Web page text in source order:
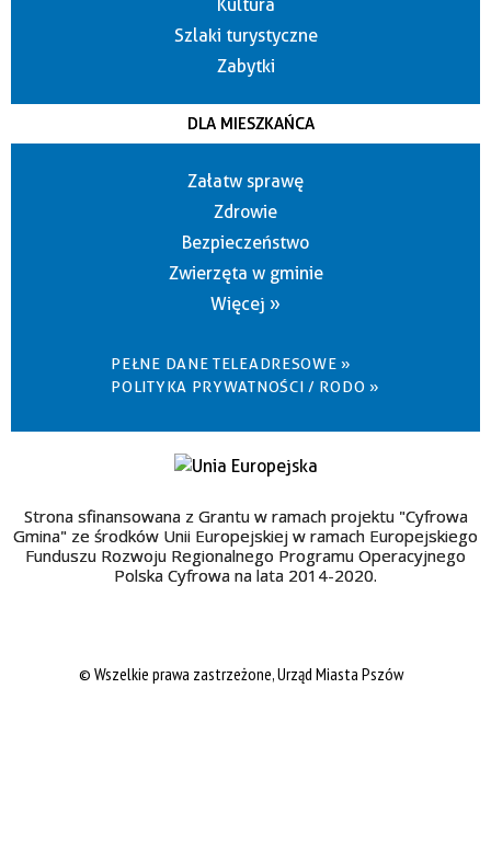
Kultura
Szlaki turystyczne
Zabytki
DLA MIESZKAŃCA
Załatw sprawę
Zdrowie
Bezpieczeństwo
Zwierzęta w gminie
Więcej »
PEŁNE DANE TELEADRESOWE »
POLITYKA PRYWATNOŚCI / RODO »
Strona sfinansowana z Grantu w ramach projektu "Cyfrowa
Gmina" ze środków Unii Europejskiej w ramach Europejskiego
Funduszu Rozwoju Regionalnego Programu Operacyjnego
Polska Cyfrowa na lata 2014-2020.
© Wszelkie prawa zastrzeżone, Urząd Miasta Pszów